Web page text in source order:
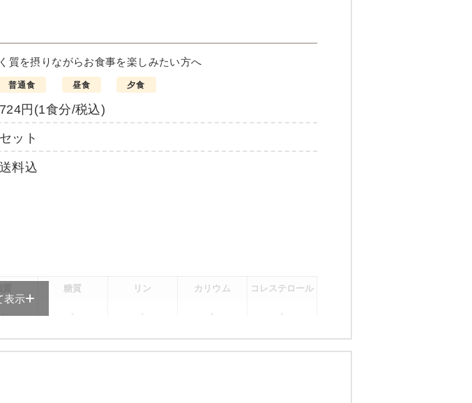
質を摂りながらお食事を楽しみたい方へ
普通食 昼食 夕食
724円(1食分/税込)
セット
送料込
糖質 リン カリウム コレステロール
- - - - -
表示